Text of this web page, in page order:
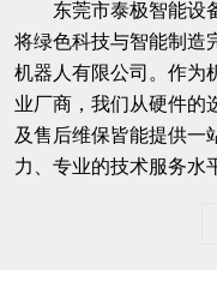
东莞市泰极智能设备
将绿色科技与智能制造
机器人有限公司。作为
业厂商，我们从硬件的
及售后维保皆能提供一
力、专业的技术服务水